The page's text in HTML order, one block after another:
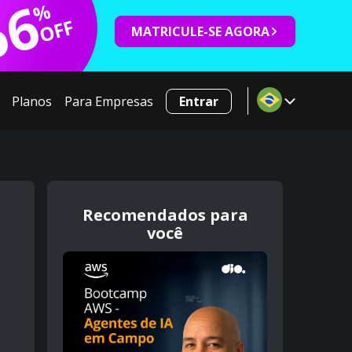
%
OFF MATRICULE-SE AGORA
Planos Para Empresas Entrar
Recomendados para
você